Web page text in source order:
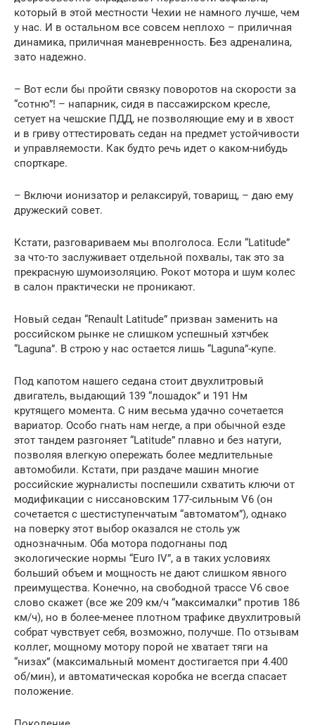
который в этой местности Чехии не намного лучше, чем
у нас. И в остальном все совсем неплохо – приличная
динамика, приличная маневренность. Без адреналина,
зато надежно.
– Вот если бы пройти связку поворотов на скорости за
“сотню”! – напарник, сидя в пассажирском кресле,
сетует на чешские ПДД, не позволяющие ему и в хвост
и в гриву оттестировать седан на предмет устойчивости
и управляемости. Как будто речь идет о каком-нибудь
спорткаре.
– Включи ионизатор и релаксируй, товарищ, – даю ему
дружеский совет.
Кстати, разговариваем мы вполголоса. Если “Latitude”
за что-то заслуживает отдельной похвалы, так это за
прекрасную шумоизоляцию. Рокот мотора и шум колес
в салон практически не проникают.
Новый седан “Renault Latitude” призван заменить на
российском рынке не слишком успешный хэтчбек
“Laguna”. В строю у нас остается лишь “Laguna”-купе.
Под капотом нашего седана стоит двухлитровый
двигатель, выдающий 139 “лошадок” и 191 Нм
крутящего момента. С ним весьма удачно сочетается
вариатор. Особо гнать нам негде, а при обычной езде
этот тандем разгоняет “Latitude” плавно и без натуги,
позволяя влегкую опережать более медлительные
автомобили. Кстати, при раздаче машин многие
российские журналисты поспешили схватить ключи от
модификации с ниссановским 177-сильным V6 (он
сочетается с шестиступенчатым “автоматом”), однако
на поверку этот выбор оказался не столь уж
однозначным. Оба мотора подогнаны под
экологические нормы “Euro IV”, а в таких условиях
больший объем и мощность не дают слишком явного
преимущества. Конечно, на свободной трассе V6 свое
слово скажет (все же 209 км/ч “максималки” против 186
км/ч), но в более-менее плотном трафике двухлитровый
собрат чувствует себя, возможно, получше. По отзывам
коллег, мощному мотору порой не хватает тяги на
“низах” (максимальный момент достигается при 4.400
об/мин), и автоматическая коробка не всегда спасает
положение.